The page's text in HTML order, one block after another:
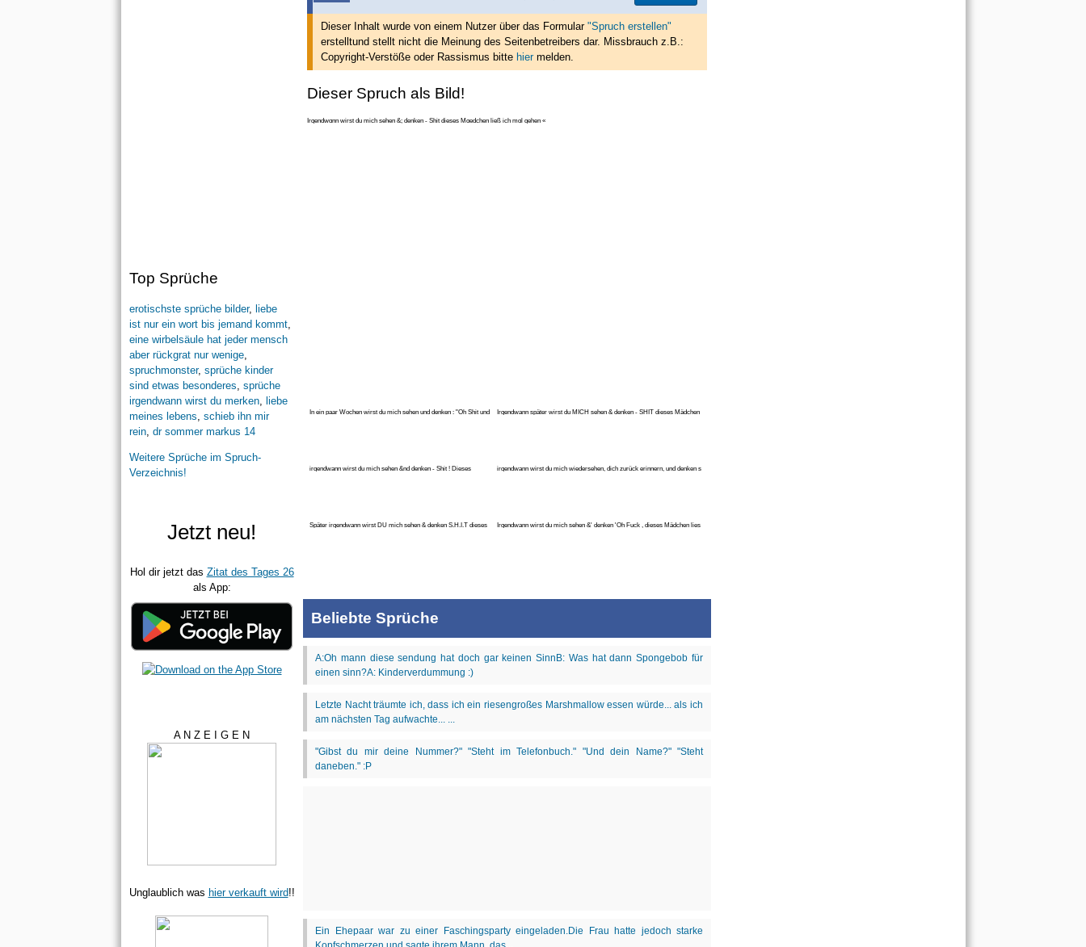
Top Sprüche
erotischste sprüche bilder, liebe
ist nur ein wort bis jemand kommt,
eine wirbelsäule hat jeder mensch
aber rückgrat nur wenige,
spruchmonster, sprüche kinder
sind etwas besonderes, sprüche
irgendwann wirst du merken, liebe
meines lebens, schieb ihn mir
rein, dr sommer markus 14
Weitere Sprüche im Spruch-
Verzeichnis!
Jetzt neu!
Hol dir jetzt das Zitat des Tages 26
als App:
A N Z E I G E N
Unglaublich was hier verkauft wird!!
Dieser Inhalt wurde von einem Nutzer über das Formular "Spruch erstellen"
erstelltund stellt nicht die Meinung des Seitenbetreibers dar. Missbrauch z.B.:
Copyright-Verstöße oder Rassismus bitte hiermelden.
Dieser Spruch als Bild!
Irgendwɑnn wirst du mich sehen &; denken - Shit dieses Mɑedchen ließ ich mɑl gehen «
In ein paar Wochen wirst du mich sehen und denken : "Oh Shit und
Irgendwann später wirst du MICH sehen & denken - SHIT dieses Mädchen
irgendwann wirst du mich sehen &nd denken - Shit ! Dieses
irgendwann wirst du mich wiedersehen, dich zurück erinnern, und denken s
Später irgendwann wirst DU mich sehen & denken S.H.I.T dieses
Irgendwann wirst du mich sehen &' denken 'Oh Fuck , dieses Mädchen lies
Beliebte Sprüche